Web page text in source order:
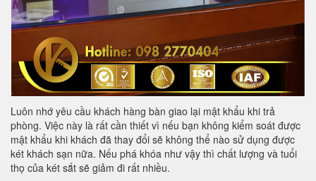
Luôn nhớ yêu cầu khách hàng bàn giao lại mật khẩu khi trả
phòng. Việc này là rất cần thiết vì nếu bạn không kiểm soát được
mật khẩu khi khách đã thay đổi sẽ không thể nào sử dụng được
két khách sạn nữa. Nếu phá khóa như vậy thì chất lượng và tuổi
thọ của két sắt sẽ giảm đi rất nhiều.